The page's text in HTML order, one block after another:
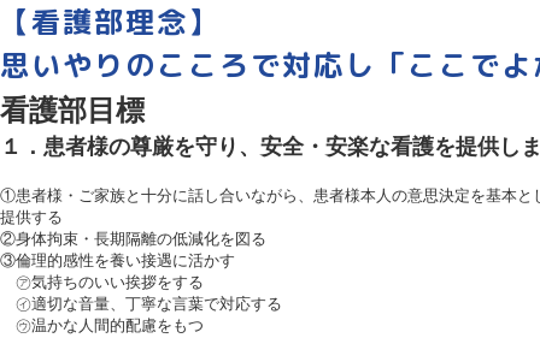
【看護部理念】
思いやりのこころで対応し「ここで
看護部目標
１．患者様の尊厳を守り、安全・安楽な看護を提供し
①患者様・ご家族と十分に話し合いながら、患者様本人の意思決定を基
提供する
②身体拘束・長期隔離の低減化を図る
③倫理的感性を養い接遇に活かす
㋐気持ちのいい挨拶をする
㋑適切な音量、丁寧な言葉で対応する
㋒温かな人間的配慮をもつ